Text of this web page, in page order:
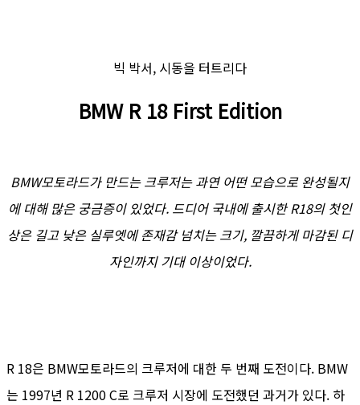
빅 박서, 시동을 터트리다
BMW R 18 First Edition
BMW모토라드가 만드는 크루저는 과연 어떤 모습으로 완성될지
에 대해 많은 궁금증이 있었다. 드디어 국내에 출시한 R18의 첫인
상은 길고 낮은 실루엣에 존재감 넘치는 크기, 깔끔하게 마감된 디
자인까지 기대 이상이었다.
R 18은 BMW모토라드의 크루저에 대한 두 번째 도전이다. BMW
는 1997년 R 1200 C로 크루저 시장에 도전했던 과거가 있다. 하